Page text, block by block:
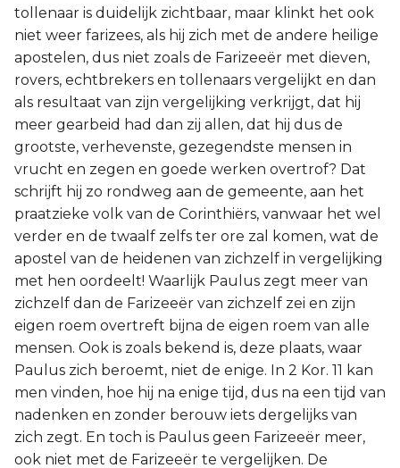
tollenaar is duidelijk zichtbaar, maar klinkt het ook
niet weer farizees, als hij zich met de andere heilige
apostelen, dus niet zoals de Farizeeër met dieven,
rovers, echtbrekers en tollenaars vergelijkt en dan
als resultaat van zijn vergelijking verkrijgt, dat hij
meer gearbeid had dan zij allen, dat hij dus de
grootste, verhevenste, gezegendste mensen in
vrucht en zegen en goede werken overtrof? Dat
schrijft hij zo rondweg aan de gemeente, aan het
praatzieke volk van de Corinthiërs, vanwaar het wel
verder en de twaalf zelfs ter ore zal komen, wat de
apostel van de heidenen van zichzelf in vergelijking
met hen oordeelt! Waarlijk Paulus zegt meer van
zichzelf dan de Farizeeër van zichzelf zei en zijn
eigen roem overtreft bijna de eigen roem van alle
mensen. Ook is zoals bekend is, deze plaats, waar
Paulus zich beroemt, niet de enige. In 2 Kor. 11 kan
men vinden, hoe hij na enige tijd, dus na een tijd van
nadenken en zonder berouw iets dergelijks van
zich zegt. En toch is Paulus geen Farizeeër meer,
ook niet met de Farizeeër te vergelijken. De